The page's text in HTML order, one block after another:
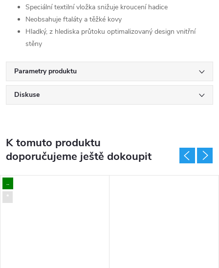
Speciální textilní vložka snižuje kroucení hadice
Neobsahuje ftaláty a těžké kovy
Hladký, z hlediska průtoku optimalizovaný design vnitřní
stěny
Parametry produktu
Diskuse
K tomuto produktu
doporučujeme ještě dokoupit
..
*